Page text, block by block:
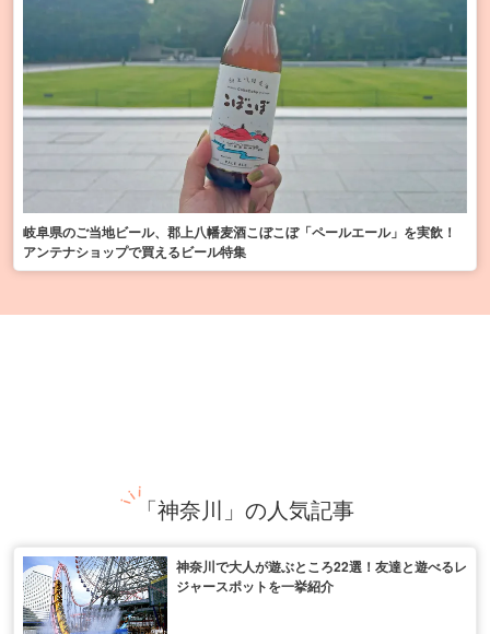
岐阜県のご当地ビール、郡上八幡麦酒こぼこぼ「ペールエール」を実飲！
アンテナショップで買えるビール特集
「神奈川」の人気記事
神奈川で大人が遊ぶところ22選！友達と遊べるレ
ジャースポットを一挙紹介